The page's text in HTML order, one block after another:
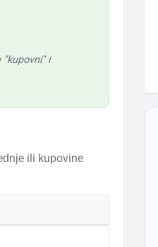
"kupovni" i
ili kupovine